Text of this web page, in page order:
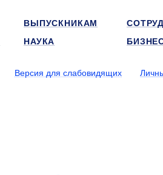
ВЫПУСКНИКАМ
НАУКА
Версия для слабовидящих